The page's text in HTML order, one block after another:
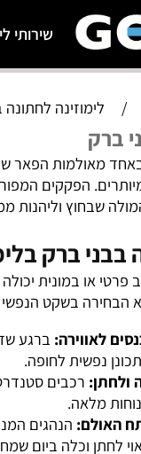
שירותי
לחתונה בבני
הפאר של בני
הפקקים
וליהנות ממרחב
ברק
במונית יכולה
בשקט הנפשי
ברגע שדלת
לחופה.
רכבים סטנדרטיים
הנהגים המנוסים